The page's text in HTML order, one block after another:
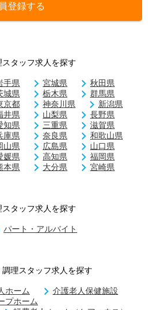
登録する
タッフ求人を探す
手県 宮城県
秋田県
城県 栃木県
群馬県
京都 神奈川県
新潟県
井県 山梨県
長野県
知県 三重県
滋賀県
庫県 奈良県
和歌山県
山県 広島県
山口県
媛県 高知県
福岡県
本県 大分県
宮崎県
タッフ求人を探す
パート・アルバイト
理スタッフ求人を探す
ホーム
介護老人保健施設
プホーム